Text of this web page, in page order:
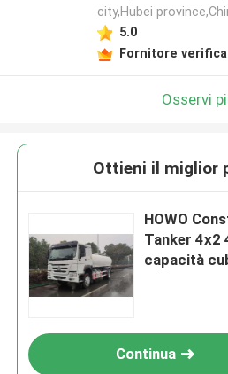
city,Hubei
5.0
Fornitore
Osservi
Ottieni il miglior
HOWO
Tanker 4x2
capacità
Continua